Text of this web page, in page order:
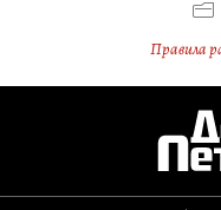
Правила